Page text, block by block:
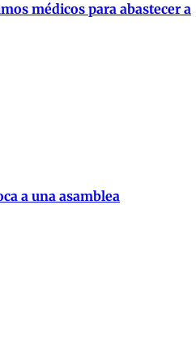
médicos para abastecer a
a una asamblea